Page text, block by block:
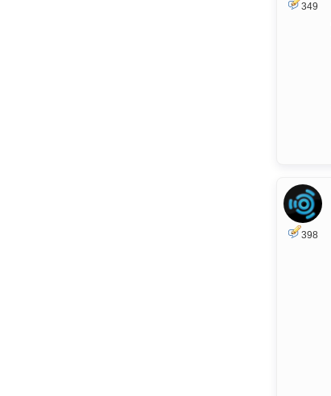
349
398